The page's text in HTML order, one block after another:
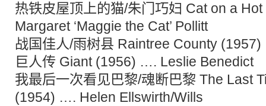
热铁皮屋顶上的猫/朱门巧妇 Cat on a
Margaret ‘Maggie the Cat’ Pollitt
战国佳人/雨树县 Raintree County
巨人传 Giant (1956) …. Leslie Benedict
我最后一次看见巴黎/魂断巴黎 The Last
(1954) …. Helen Ellswirth/Wills